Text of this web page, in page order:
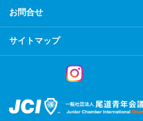
お問合せ
サイトマップ